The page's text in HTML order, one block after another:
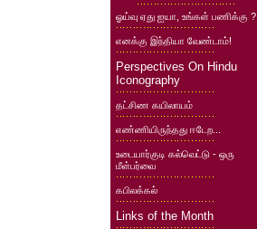
ஓய்வு ஏது ஐயா, உங்கள் பணிக்கு ?
எனக்கு இந்தியா வேண்டாம்!
Perspectives On Hindu
Iconography
தட்சிண கயிலாயம்
எண்ணியிருந்தது ஈடேற...
உடையார்குடி கல்வெட்டு - ஒரு
மீள்பர்வை
கபிலக்கல்
Links of the Month